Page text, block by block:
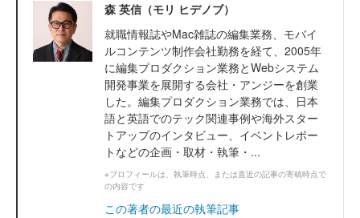
森 英信（モリ ヒデノブ）
就職情報誌やMac雑誌の編集業務、モバイ
ルコンテンツ制作会社勤務を経て、2005年
に編集プロダクション業務とWebシステム
開発事業を展開する会社・アンジーを創業
した。編集プロダクション業務では、日本
語と英語でのテック関連事例や海外スター
トアップのインタビュー、イベントレポー
トなどの企画・取材・執筆・...
※プロフィールは、執筆時点、または直近の記事の寄稿時点で
の内容です
この著者の最近の執筆記事